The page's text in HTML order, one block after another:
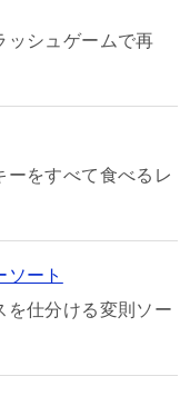
ッシュゲームで再
ーをすべて食べるレ
ソート
を仕分ける変則ソー